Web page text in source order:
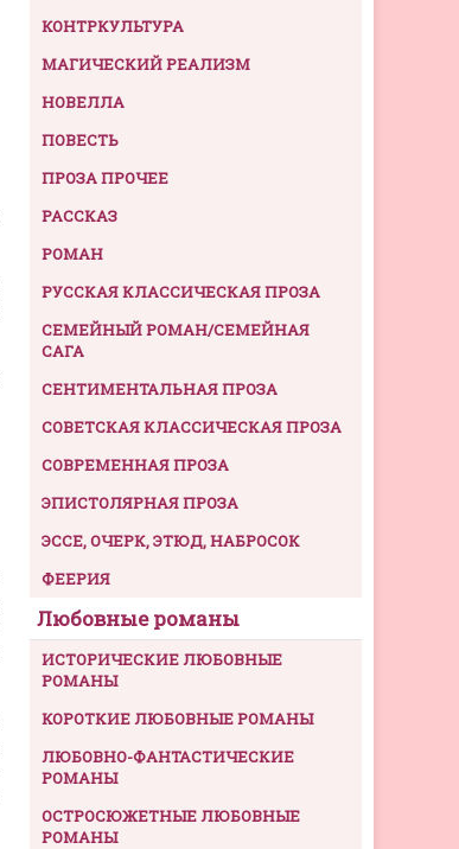
КОНТРКУЛЬТУРА
МАГИЧЕСКИЙ РЕАЛИЗМ
НОВЕЛЛА
ПОВЕСТЬ
ПРОЗА ПРОЧЕЕ
РАССКАЗ
РОМАН
РУССКАЯ КЛАССИЧЕСКАЯ ПРОЗА
СЕМЕЙНЫЙ РОМАН/СЕМЕЙНАЯ
САГА
СЕНТИМЕНТАЛЬНАЯ ПРОЗА
СОВЕТСКАЯ КЛАССИЧЕСКАЯ ПРОЗА
СОВРЕМЕННАЯ ПРОЗА
ЭПИСТОЛЯРНАЯ ПРОЗА
ЭССЕ, ОЧЕРК, ЭТЮД, НАБРОСОК
ФЕЕРИЯ
Любовные романы
ИСТОРИЧЕСКИЕ ЛЮБОВНЫЕ
РОМАНЫ
КОРОТКИЕ ЛЮБОВНЫЕ РОМАНЫ
ЛЮБОВНО-ФАНТАСТИЧЕСКИЕ
РОМАНЫ
ОСТРОСЮЖЕТНЫЕ ЛЮБОВНЫЕ
РОМАНЫ